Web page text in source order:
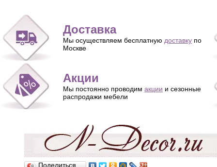
Доставка
Мы осуществляем бесплатную доставку по
Москве
Акции
Мы постоянно проводим акции и сезонные
распродажи мебели
Поделиться…